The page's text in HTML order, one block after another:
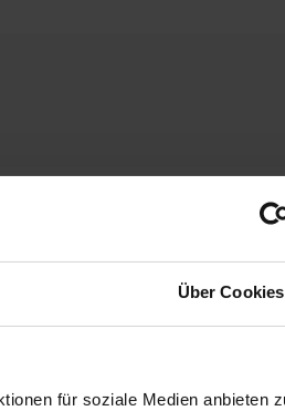
Über Cookies
für soziale Medien anbieten